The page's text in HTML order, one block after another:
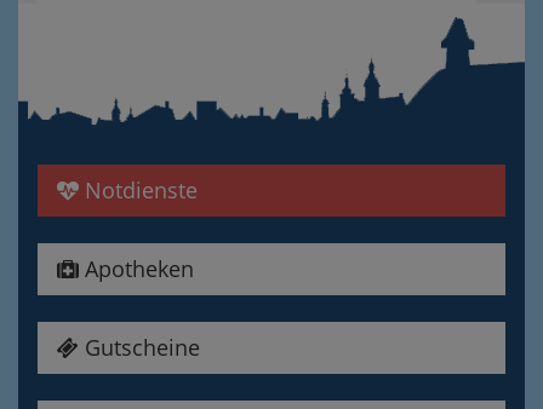
Notdienste
Apotheken
Gutscheine